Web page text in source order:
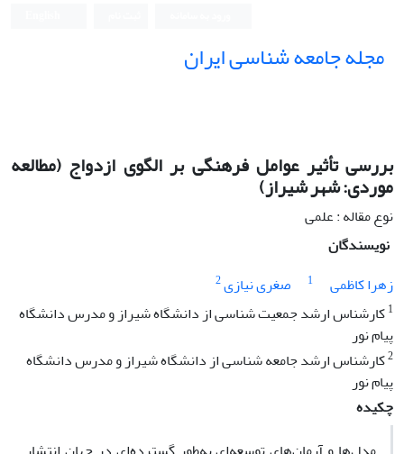
مجله جامعه شناسی ایران
بررسى تأثیر عوامل فرهنگى بر الگوى ازدواج (مطالعه
موردى: شهر شیراز)
نوع مقاله : علمی
نویسندگان
زهرا کاظمى
1 صغرى نیازى2
1کارشناس ارشد جمعیت شناسى از دانشگاه شیراز و مدرس دانشگاه
پیام نور
2کارشناس ارشد جامعه شناسى از دانشگاه شیراز و مدرس دانشگاه
پیام نور
چکیده